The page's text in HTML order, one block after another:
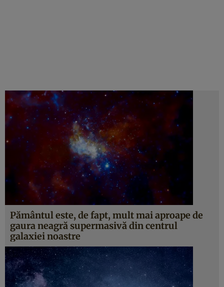
Pământul este, de fapt, mult mai aproape de
gaura neagră supermasivă din centrul
galaxiei noastre